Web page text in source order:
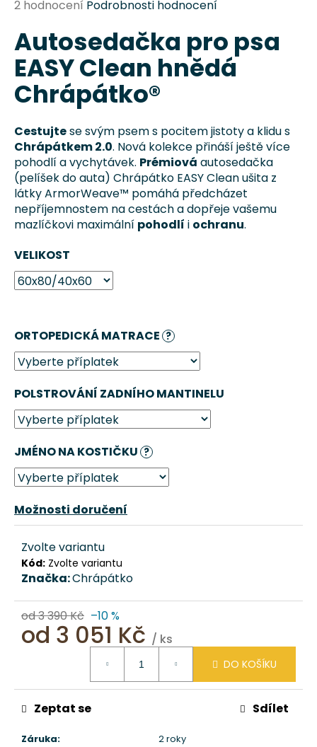
Průměrné
produktu
je
5,0
5
2 hodnocení Podrobnosti hodnocení
Autosedačka pro psa
EASY Clean hnědá
Chrápátko®
Cestujtese svým psem s pocitem jistoty a klidu s
Chrápátkem 2.0. Nová kolekce přináší ještě více
pohodlí a vychytávek. Prémiová autosedačka
(pelíšek do auta) Chrápátko EASY Clean ušita z
látky ArmorWeave™ pomáhá předcházet
nepříjemnostem na cestách a dopřeje vašemu
mazlíčkovi maximální pohodlí i ochranu.
VELIKOST
ORTOPEDICKÁ MATRACE ?
POLSTROVÁNÍ ZADNÍHO MANTINELU
JMÉNO NA KOSTIČKU ?
Možnosti doručení
Zvolte variantu
Kód: Zvolte variantu
Značka:Chrápátko
od 3 390 Kč –10 %
od 3 051 Kč / ks
DO KOŠÍKU
Záruka:
2 roky
Zeptat se Sdílet
j
í
t
?
HLEDAT
D
p
o
r
u
j
e
m
e
AUTOSEDAČKA
PRO
PSA
"DÁM
SI
CHRUPKU
VUITTON"
PINK
3
051
Původně:
390
Kč